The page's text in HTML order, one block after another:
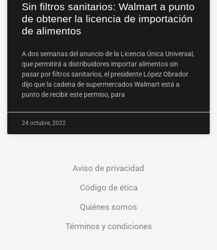
Sin filtros sanitarios: Walmart a punto
de obtener la licencia de importación
de alimentos
A dos semanas del anuncio de la Licencia Única Universal,
que permitirá a distribuidores importar alimentos sin
pasar por filtros sanitarios, el presidente López Obrador
dijo que la cadena de supermercados Walmart está a
punto de recibir este permiso, para
24 octubre, 2022
Aviso de privacidad
Código de ética
Quiénes somos
Términos y condiciones